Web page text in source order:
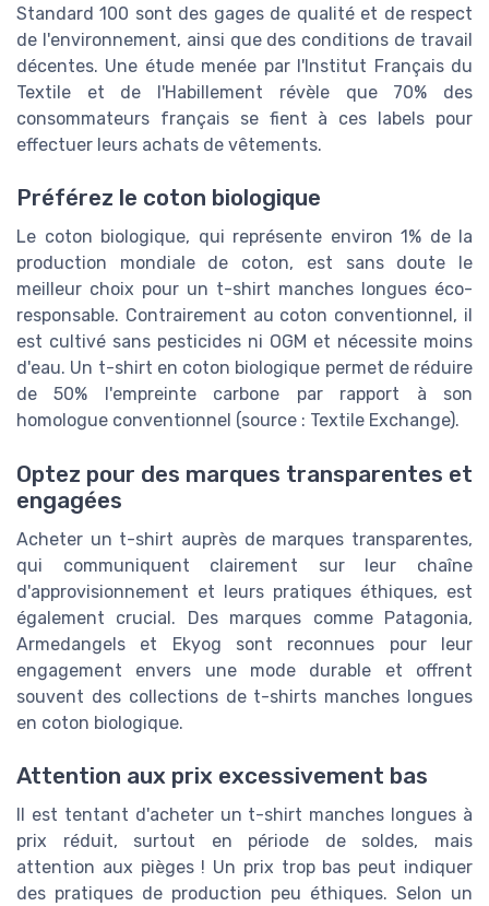
Standard 100 sont des gages de qualité et de respect
de l'environnement, ainsi que des conditions de travail
décentes. Une étude menée par l'Institut Français du
Textile et de l'Habillement révèle que 70% des
consommateurs français se fient à ces labels pour
effectuer leurs achats de vêtements.
Préférez le coton biologique
Le coton biologique, qui représente environ 1% de la
production mondiale de coton, est sans doute le
meilleur choix pour un t-shirt manches longues éco-
responsable. Contrairement au coton conventionnel, il
est cultivé sans pesticides ni OGM et nécessite moins
d'eau. Un t-shirt en coton biologique permet de réduire
de 50% l'empreinte carbone par rapport à son
homologue conventionnel (source : Textile Exchange).
Optez pour des marques transparentes et
engagées
Acheter un t-shirt auprès de marques transparentes,
qui communiquent clairement sur leur chaîne
d'approvisionnement et leurs pratiques éthiques, est
également crucial. Des marques comme Patagonia,
Armedangels et Ekyog sont reconnues pour leur
engagement envers une mode durable et offrent
souvent des collections de t-shirts manches longues
en coton biologique.
Attention aux prix excessivement bas
Il est tentant d'acheter un t-shirt manches longues à
prix réduit, surtout en période de soldes, mais
attention aux pièges ! Un prix trop bas peut indiquer
des pratiques de production peu éthiques. Selon un